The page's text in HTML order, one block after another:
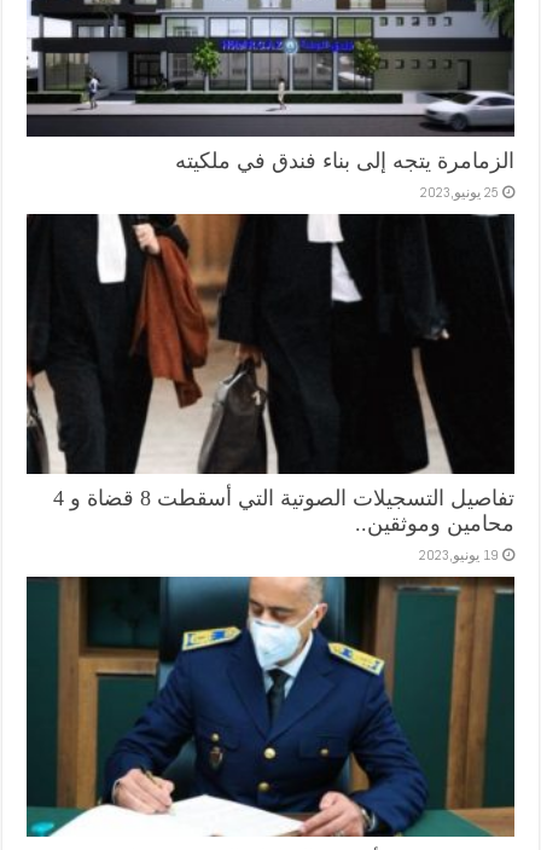
الزمامرة يتجه إلى بناء فندق في ملكيته
25 يونيو,2023
تفاصيل التسجيلات الصوتية التي أسقطت 8 قضاة و 4
محامين وموثقين..
19 يونيو,2023